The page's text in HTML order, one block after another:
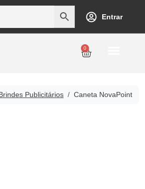
Entrar
0
Publicitários Caneta NovaPoint